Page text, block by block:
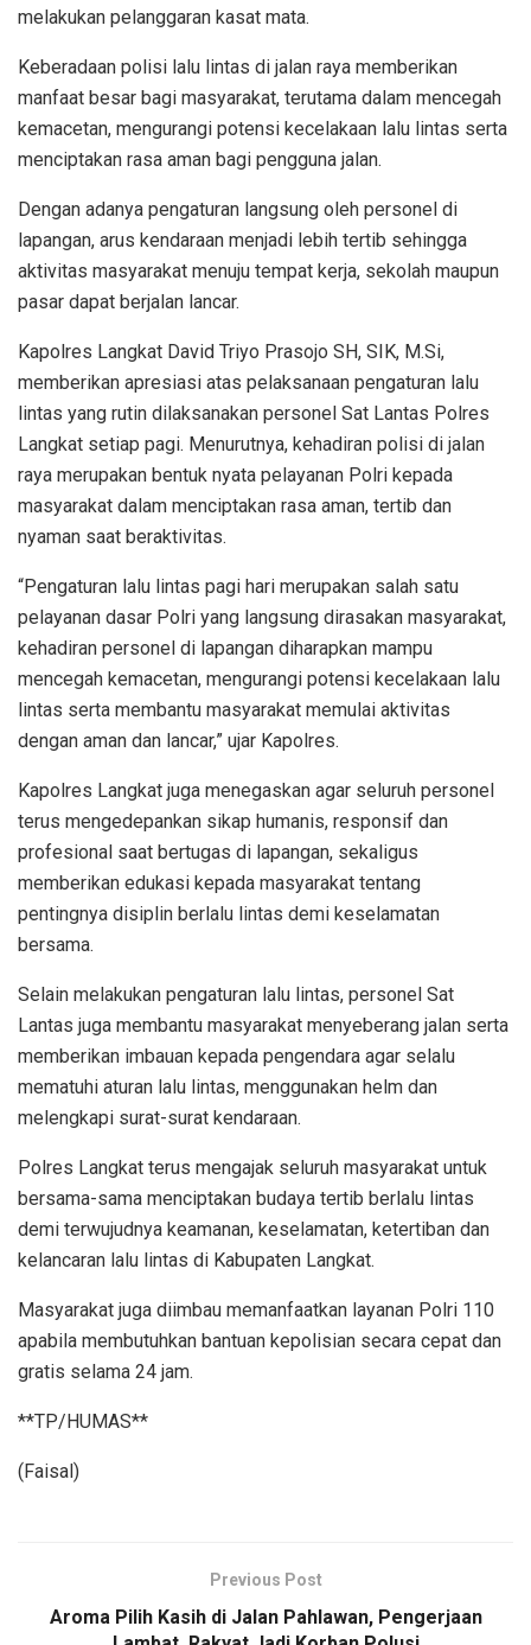
melakukan pelanggaran kasat mata.
Keberadaan polisi lalu lintas di jalan raya memberikan
manfaat besar bagi masyarakat, terutama dalam mencegah
kemacetan, mengurangi potensi kecelakaan lalu lintas serta
menciptakan rasa aman bagi pengguna jalan.
Dengan adanya pengaturan langsung oleh personel di
lapangan, arus kendaraan menjadi lebih tertib sehingga
aktivitas masyarakat menuju tempat kerja, sekolah maupun
pasar dapat berjalan lancar.
Kapolres Langkat David Triyo Prasojo SH, SIK, M.Si,
memberikan apresiasi atas pelaksanaan pengaturan lalu
lintas yang rutin dilaksanakan personel Sat Lantas Polres
Langkat setiap pagi. Menurutnya, kehadiran polisi di jalan
raya merupakan bentuk nyata pelayanan Polri kepada
masyarakat dalam menciptakan rasa aman, tertib dan
nyaman saat beraktivitas.
“Pengaturan lalu lintas pagi hari merupakan salah satu
pelayanan dasar Polri yang langsung dirasakan masyarakat,
kehadiran personel di lapangan diharapkan mampu
mencegah kemacetan, mengurangi potensi kecelakaan lalu
lintas serta membantu masyarakat memulai aktivitas
dengan aman dan lancar,” ujar Kapolres.
Kapolres Langkat juga menegaskan agar seluruh personel
terus mengedepankan sikap humanis, responsif dan
profesional saat bertugas di lapangan, sekaligus
memberikan edukasi kepada masyarakat tentang
pentingnya disiplin berlalu lintas demi keselamatan
bersama.
Selain melakukan pengaturan lalu lintas, personel Sat
Lantas juga membantu masyarakat menyeberang jalan serta
memberikan imbauan kepada pengendara agar selalu
mematuhi aturan lalu lintas, menggunakan helm dan
melengkapi surat-surat kendaraan.
Polres Langkat terus mengajak seluruh masyarakat untuk
bersama-sama menciptakan budaya tertib berlalu lintas
demi terwujudnya keamanan, keselamatan, ketertiban dan
kelancaran lalu lintas di Kabupaten Langkat.
Masyarakat juga diimbau memanfaatkan layanan Polri 110
apabila membutuhkan bantuan kepolisian secara cepat dan
gratis selama 24 jam.
**TP/HUMAS**
(Faisal)
Previous Post
Aroma Pilih Kasih di Jalan Pahlawan, Pengerjaan